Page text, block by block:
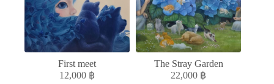
First meet
12,000 ฿
The Stray Garden
22,000 ฿